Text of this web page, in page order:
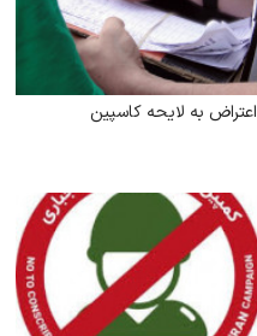
اعتراض به لایحه کاسپین